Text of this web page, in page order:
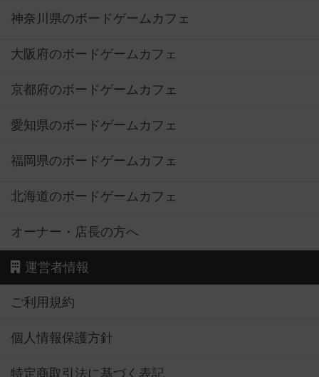
神奈川県のボードゲームカフェ
大阪府のボードゲームカフェ
京都府のボードゲームカフェ
愛知県のボードゲームカフェ
福岡県のボードゲームカフェ
北海道のボードゲームカフェ
オーナー・店長の方へ
運営者情報
ご利用規約
個人情報保護方針
特定商取引法に基づく表記